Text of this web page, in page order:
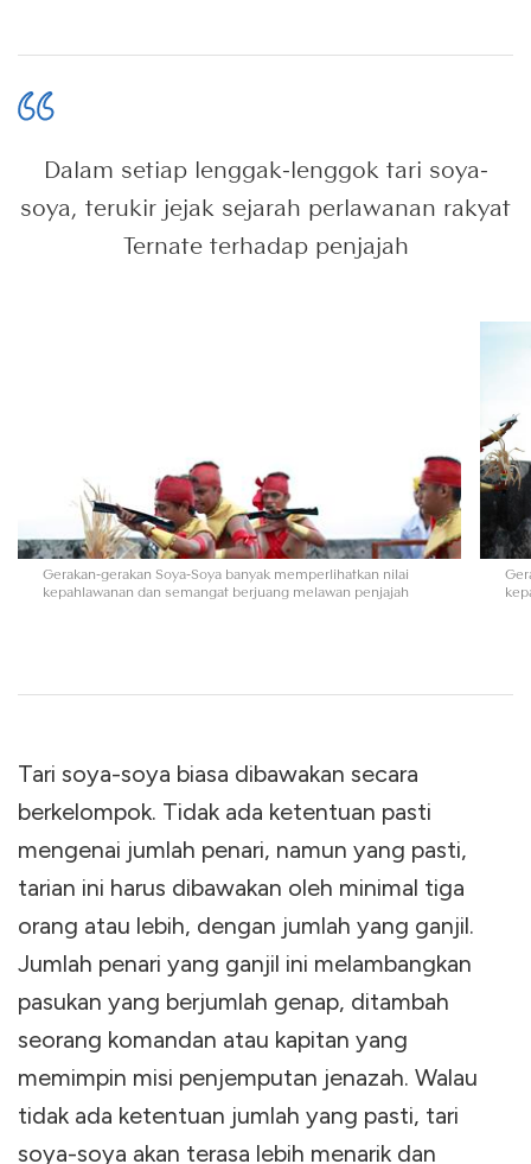
Dalam setiap lenggak-lenggok tari soya-
soya, terukir jejak sejarah perlawanan rakyat
Ternate terhadap penjajah
Gerakan-gerakan Soya-Soya banyak memperlihatkan nilai
kepahlawanan dan semangat berjuang melawan penjajah
Tari soya-soya biasa dibawakan secara
berkelompok. Tidak ada ketentuan pasti
mengenai jumlah penari, namun yang pasti,
tarian ini harus dibawakan oleh minimal tiga
orang atau lebih, dengan jumlah yang ganjil.
Jumlah penari yang ganjil ini melambangkan
pasukan yang berjumlah genap, ditambah
seorang komandan atau kapitan yang
memimpin misi penjemputan jenazah. Walau
tidak ada ketentuan jumlah yang pasti, tari
soya-soya akan terasa lebih menarik dan